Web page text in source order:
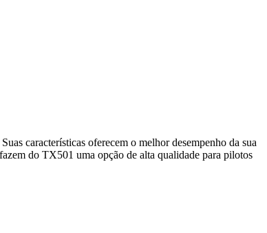
características oferecem o melhor desempenho da sua
do TX501 uma opção de alta qualidade para pilotos